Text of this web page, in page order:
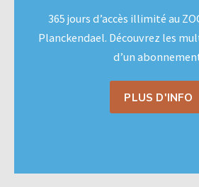
365 jours d’accès illimité au
Planckendael. Découvrez les
d’un
PLUS D'INFO